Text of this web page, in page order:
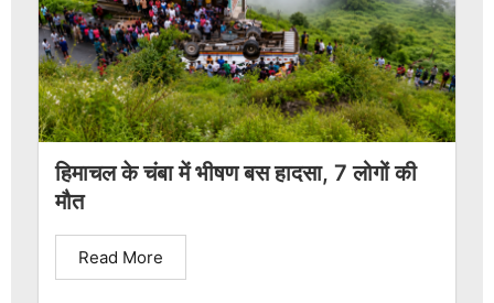
हिमाचल के चंबा में भीषण बस हादसा, 7 लोगों की
मौत
Read More